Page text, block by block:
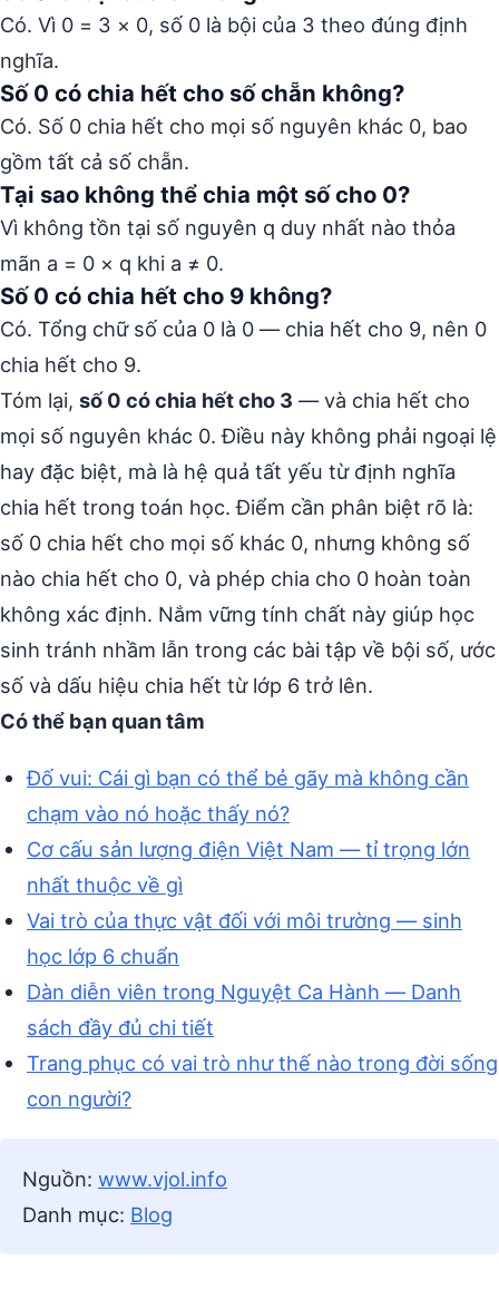
Có. Vì 0 = 3 × 0, số 0 là bội của 3 theo đúng định
nghĩa.
Số 0 có chia hết cho số chẵn không?
Có. Số 0 chia hết cho mọi số nguyên khác 0, bao
gồm tất cả số chẵn.
Tại sao không thể chia một số cho 0?
Vì không tồn tại số nguyên q duy nhất nào thỏa
mãn a = 0 × q khi a ≠ 0.
Số 0 có chia hết cho 9 không?
Có. Tổng chữ số của 0 là 0 — chia hết cho 9, nên 0
chia hết cho 9.
Tóm lại, số 0 có chia hết cho 3 — và chia hết cho
mọi số nguyên khác 0. Điều này không phải ngoại lệ
hay đặc biệt, mà là hệ quả tất yếu từ định nghĩa
chia hết trong toán học. Điểm cần phân biệt rõ là:
số 0 chia hết cho mọi số khác 0, nhưng không số
nào chia hết cho 0, và phép chia cho 0 hoàn toàn
không xác định. Nắm vững tính chất này giúp học
sinh tránh nhầm lẫn trong các bài tập về bội số, ước
số và dấu hiệu chia hết từ lớp 6 trở lên.
Có thể bạn quan tâm
Đố vui: Cái gì bạn có thể bẻ gãy mà không cần
chạm vào nó hoặc thấy nó?
Cơ cấu sản lượng điện Việt Nam — tỉ trọng lớn
nhất thuộc về gì
Vai trò của thực vật đối với môi trường — sinh
học lớp 6 chuẩn
Dàn diễn viên trong Nguyệt Ca Hành — Danh
sách đầy đủ chi tiết
Trang phục có vai trò như thế nào trong đời sống
con người?
Nguồn: www.vjol.info
Danh mục: Blog